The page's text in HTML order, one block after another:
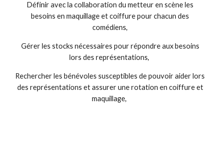
Définir avec la collaboration du metteur en scène les
besoins en maquillage et coiffure pour chacun des
comédiens,
Gérer les stocks nécessaires pour répondre aux besoins
lors des représentations,
Rechercher les bénévoles susceptibles de pouvoir aider lors
des représentations et assurer une rotation en coiffure et
maquillage,